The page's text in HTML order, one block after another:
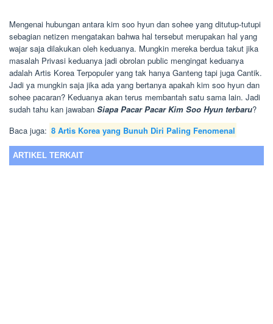
Mengenai hubungan antara kim soo hyun dan sohee yang ditutup-tutupi
sebagian netizen mengatakan bahwa hal tersebut merupakan hal yang
wajar saja dilakukan oleh keduanya. Mungkin mereka berdua takut jika
masalah Privasi keduanya jadi obrolan public mengingat keduanya
adalah Artis Korea Terpopuler yang tak hanya Ganteng tapi juga Cantik.
Jadi ya mungkin saja jika ada yang bertanya apakah kim soo hyun dan
sohee pacaran? Keduanya akan terus membantah satu sama lain. Jadi
sudah tahu kan jawaban Siapa Pacar Pacar Kim Soo Hyun terbaru?
Baca juga: 8 Artis Korea yang Bunuh Diri Paling Fenomenal
ARTIKEL TERKAIT